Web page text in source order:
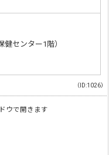
センター1階）
（ID:1026）
ウで開きます